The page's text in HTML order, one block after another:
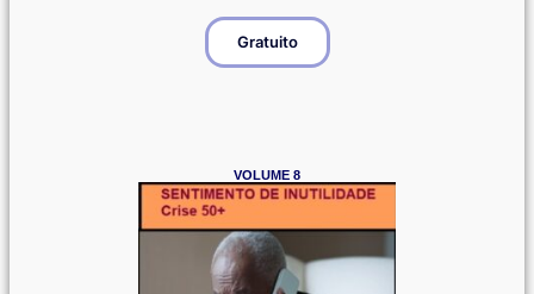
Gratuito
VOLUME 8